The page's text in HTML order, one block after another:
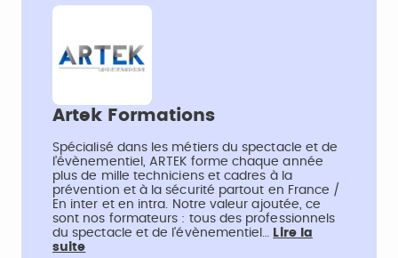
Artek Formations
Spécialisé dans les métiers du spectacle et de
l’évènementiel, ARTEK forme chaque année
plus de mille techniciens et cadres à la
prévention et à la sécurité partout en France /
En inter et en intra. Notre valeur ajoutée, ce
sont nos formateurs : tous des professionnels
du spectacle et de l'évènementiel… Lire la
suite